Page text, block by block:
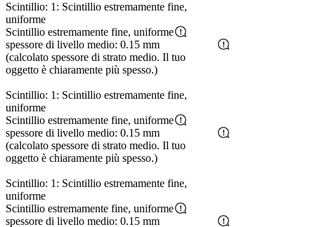
Scintillio: 1: Scintillio estremamente fine,
uniforme
Scintillio estremamente fine, uniforme
spessore di livello medio: 0.15 mm
(calcolato spessore di strato medio. Il tuo
oggetto è chiaramente più spesso.)
Scintillio: 1: Scintillio estremamente fine,
uniforme
Scintillio estremamente fine, uniforme
spessore di livello medio: 0.15 mm
(calcolato spessore di strato medio. Il tuo
oggetto è chiaramente più spesso.)
Scintillio: 1: Scintillio estremamente fine,
uniforme
Scintillio estremamente fine, uniforme
spessore di livello medio: 0.15 mm